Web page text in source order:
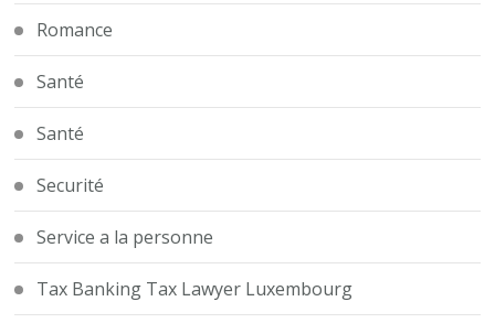
Romance
Santé
Santé
Securité
Service a la personne
Tax Banking Tax Lawyer Luxembourg